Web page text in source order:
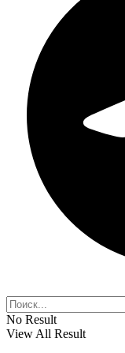
No Result
View All Result